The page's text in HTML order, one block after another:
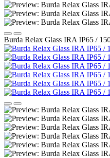
Burda Relax Glass IRA IP65 /